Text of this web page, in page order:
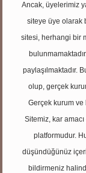
Ancak, üyelerimiz
siteye üye olarak
sitesi, herhangi bir
paylaşılmaktadır.
olup, gerçek
Gerçek kurum
Sitemiz, kar
platformudur.
düşündüğünüz
bildirmeniz